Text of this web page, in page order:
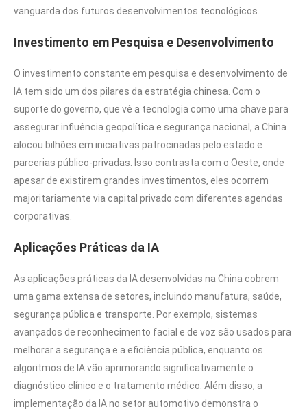
vanguarda dos futuros desenvolvimentos tecnológicos.
Investimento em Pesquisa e Desenvolvimento
O investimento constante em pesquisa e desenvolvimento de
IA tem sido um dos pilares da estratégia chinesa. Com o
suporte do governo, que vê a tecnologia como uma chave para
assegurar influência geopolítica e segurança nacional, a China
alocou bilhões em iniciativas patrocinadas pelo estado e
parcerias público-privadas. Isso contrasta com o Oeste, onde
apesar de existirem grandes investimentos, eles ocorrem
majoritariamente via capital privado com diferentes agendas
corporativas.
Aplicações Práticas da IA
As aplicações práticas da IA desenvolvidas na China cobrem
uma gama extensa de setores, incluindo manufatura, saúde,
segurança pública e transporte. Por exemplo, sistemas
avançados de reconhecimento facial e de voz são usados para
melhorar a segurança e a eficiência pública, enquanto os
algoritmos de IA vão aprimorando significativamente o
diagnóstico clínico e o tratamento médico. Além disso, a
implementação da IA no setor automotivo demonstra o